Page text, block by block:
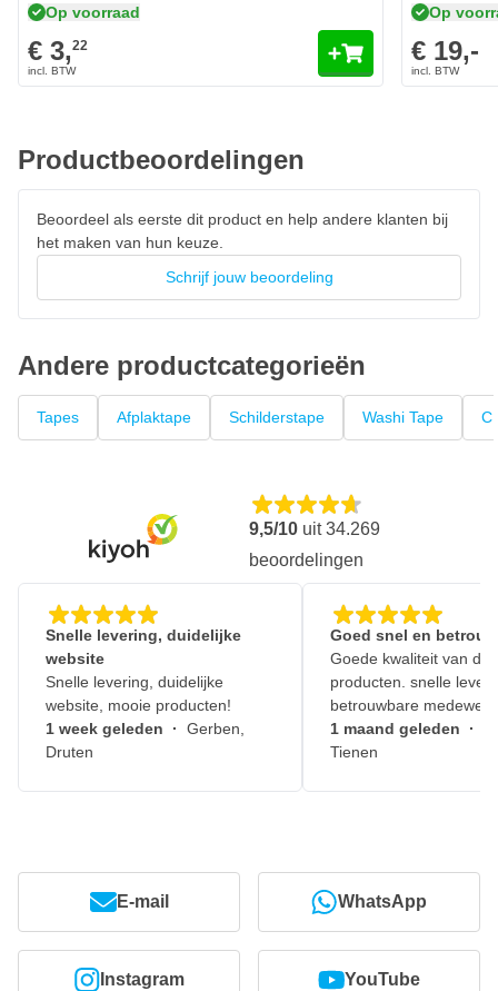
Water- en UV bestendig
Laat geen lijmresten achter
Hoogwaardige acrylaatlijm
Gemakkelijk af te rollen
Op voorraad
€ 3,22
Op
€ 19,-
Productbeoordelingen
Beoordeel als eerste dit product en help andere klanten bij
het maken van hun keuze.
Schrijf jouw beoordeling
Andere productcategorieën
Tapes Afplaktape Schilderstape Washi Tape
9,5/10 uit34.269
beoordelingen
Snelle levering, duidelijke
website
Snelle levering, duidelijke
website, mooie producten!
1 week geleden · Gerben,
Druten
Goed snel en
Goede kwaliteit van de
producten. snelle
betrouwbare
1 maand geleden ·
Tienen
E-mail WhatsApp
Instagram YouTube